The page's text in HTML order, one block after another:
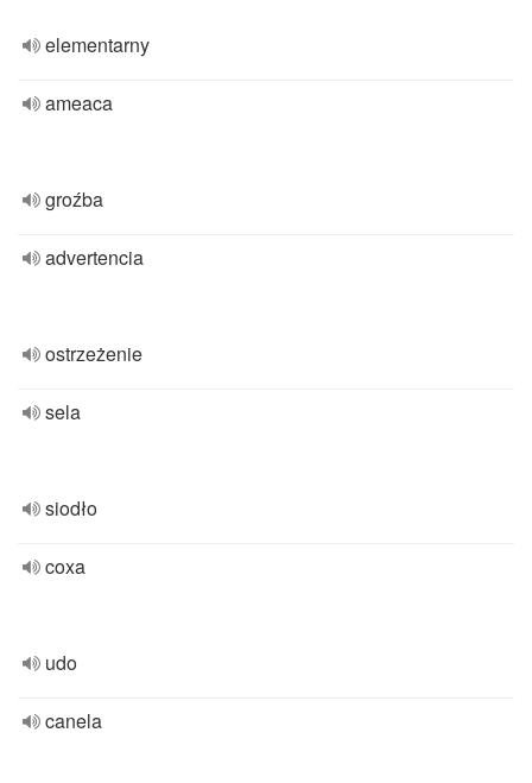
elementarny
ameaca
groźba
advertencia
ostrzeżenie
sela
siodło
coxa
udo
canela